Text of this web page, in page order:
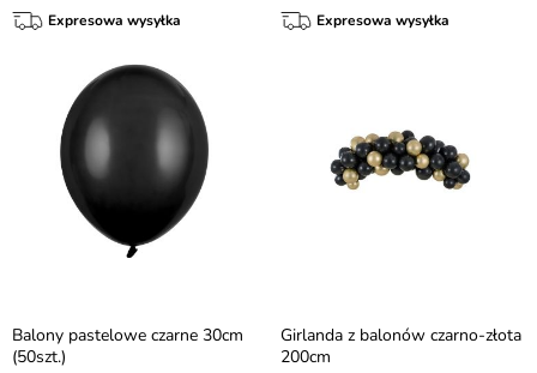
Expresowa wysyłka Expresowa wysyłka
Balony pastelowe czarne 30cm
(50szt.)
Girlanda z balonów czarno-złota
200cm